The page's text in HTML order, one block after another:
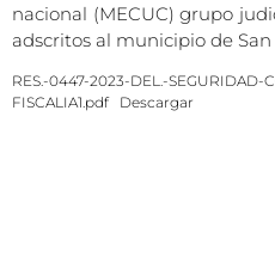
nacional (MECUC) grupo
adscritos al municipio de San
RES.-0447-2023-DEL.-SEGURIDAD-
FISCALIA1.pdf
Descargar